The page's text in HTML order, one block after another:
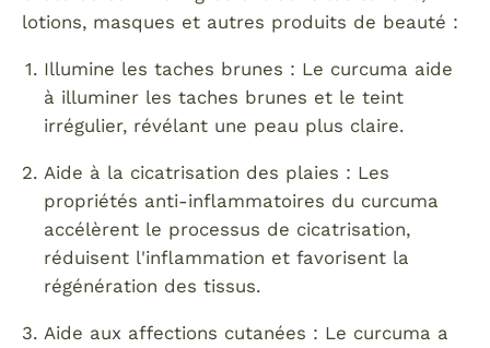
lotions, masques et autres produits de beauté :
Illumine les taches brunes : Le curcuma aide
à illuminer les taches brunes et le teint
irrégulier, révélant une peau plus claire.
Aide à la cicatrisation des plaies : Les
propriétés anti-inflammatoires du curcuma
accélèrent le processus de cicatrisation,
réduisent l'inflammation et favorisent la
régénération des tissus.
Aide aux affections cutanées : Le curcuma a